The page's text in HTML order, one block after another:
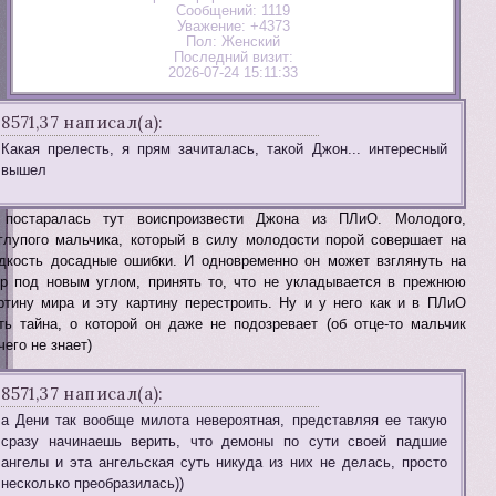
Сообщений: 1119
Уважение: +4373
Пол: Женский
Последний визит:
2026-07-24 15:11:33
8571,37 написал(а):
Какая прелесть, я прям зачиталась, такой Джон... интересный
вышел
тут воиспроизвести Джона из ПЛиО. Молодого,
мальчика, который в силу молодости порой совершает на
досадные ошибки. И одновременно он может взглянуть на
под новым углом, принять то, что не укладывается в прежнюю
мира и эту картину перестроить. Ну и у него как и в ПЛиО
тайна, о которой он даже не подозревает (об отце-то мальчик
не знает)
8571,37 написал(а):
а Дени так вообще милота невероятная, представляя ее такую
сразу начинаешь верить, что демоны по сути своей падшие
ангелы и эта ангельская суть никуда из них не делась, просто
несколько преобразилась))